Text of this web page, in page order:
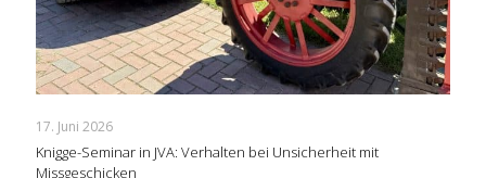
17. Juni 2026
Knigge-Seminar in JVA: Verhalten bei Unsicherheit mit
Missgeschicken